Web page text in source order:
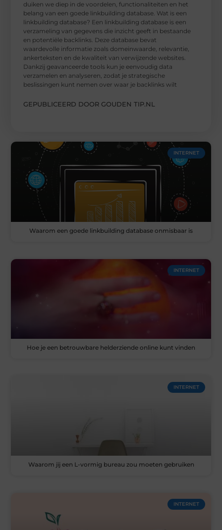
duiken we diep in de voordelen, functionaliteiten en het
belang van een goede linkbuilding database. Wat is een
linkbuilding database? Een linkbuilding database is een
verzameling van gegevens die inzicht geeft in bestaande
en potentiële backlinks. Deze database bevat
waardevolle informatie zoals domeinwaarde, relevantie,
ankerteksten en de kwaliteit van verwijzende websites.
Dankzij geavanceerde tools kun je eenvoudig data
verzamelen en analyseren, zodat je strategische
beslissingen kunt nemen over waar je backlinks wilt
GEPUBLICEERD DOOR GOUDEN TIP.NL
INTERNET
Waarom een goede linkbuilding database onmisbaar is
INTERNET
Hoe je een betrouwbare helderziende online kunt vinden
INTERNET
Waarom jij een L-vormig bureau zou moeten gebruiken
INTERNET